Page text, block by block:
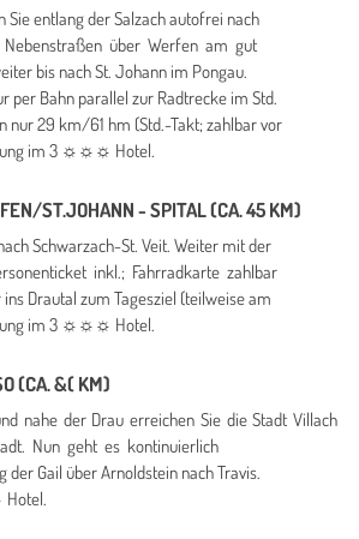
Sie entlang der Salzach autofrei nach
über Werfen am gut
bis nach St. Johann im Pongau.
per Bahn parallel zur Radtrecke im Std.
nur 29 km/61 hm (Std.-Takt; zahlbar vor
im 3 ☼☼☼ Hotel.
ST.JOHANN - SPITAL (CA. 45 KM)
Schwarzach-St. Veit. Weiter mit der
inkl.; Fahrradkarte zahlbar
Drautal zum Tagesziel (teilweise am
im 3 ☼☼☼ Hotel.
(CA. &( KM)
nahe der Drau erreichen Sie die Stadt Villach
Nun geht es kontinuierlich
der Gail über Arnoldstein nach Travis.